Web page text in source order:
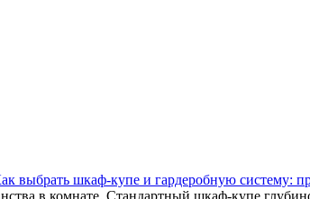
выбрать шкаф-купе и гардеробную систему:
в комнате. Стандартный шкаф-купе